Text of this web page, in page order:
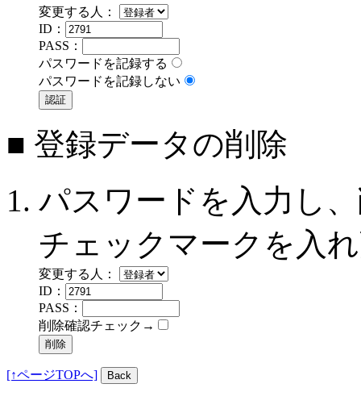
変更する人：
ID：
PASS：
パスワードを記録する
パスワードを記録しない
■ 登録データの削除
パスワードを入力し
チェックマークを入
変更する人：
ID：
PASS：
削除確認チェック→
[↑ページTOPへ]